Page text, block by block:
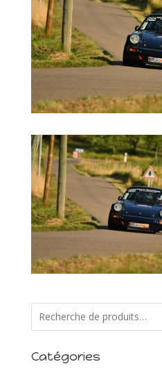
Catégories